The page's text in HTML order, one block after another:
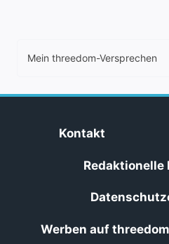
Mein threedom-Versprechen
Kontakt
Redaktionelle
Werben auf